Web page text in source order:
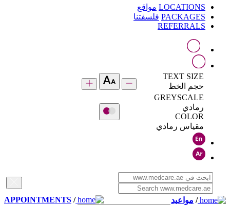
LOCATIONS مواقع
PACKAGES فلسفتنا
REFERRALS
TEXT SIZE
حجم الخط
GREYSCALE
رمادي
COLOR
مقياس رمادي
/
APPOINTMENTS / مواعيد